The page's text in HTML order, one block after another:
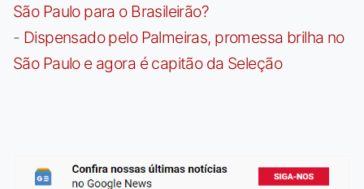
São Paulo para o Brasileirão?
- Dispensado pelo Palmeiras, promessa brilha no
São Paulo e agora é capitão da Seleção